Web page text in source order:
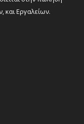
και Εργαλείων.